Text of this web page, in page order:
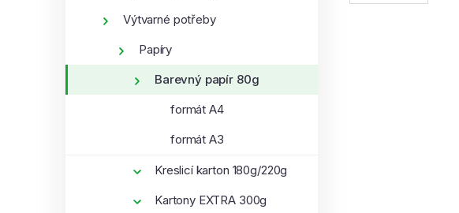
Výtvarné potřeby
Papíry
Barevný papír 80g
formát A4
formát A3
Kreslicí karton 180g/220g
Kartony EXTRA 300g